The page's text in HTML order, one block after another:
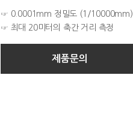
☞ 0.0001mm 정밀도 (1/10000mm)
☞ 최대 20미터의 축간 거리 측정
제품문의